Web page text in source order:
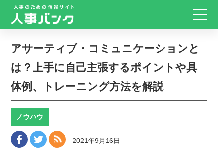
アサーティブ・コミュニケーションと
は？上手に自己主張するポイントや具
体例、トレーニング方法を解説
ノウハウ
2021年9月16日